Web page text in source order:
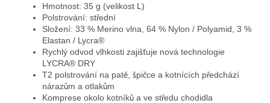
Hmotnost: 35 g (velikost L)
Polstrování: střední
Složení: 33 % Merino vlna, 64 % Nylon / Polyamid, 3 %
Elastan / Lycra®
Rychlý odvod vlhkosti zajišťuje nová technologie
LYCRA® DRY
T2 polstrování na patě, špičce a kotnících předchází
nárazům a otlakům
Komprese okolo kotníků a ve středu chodidla